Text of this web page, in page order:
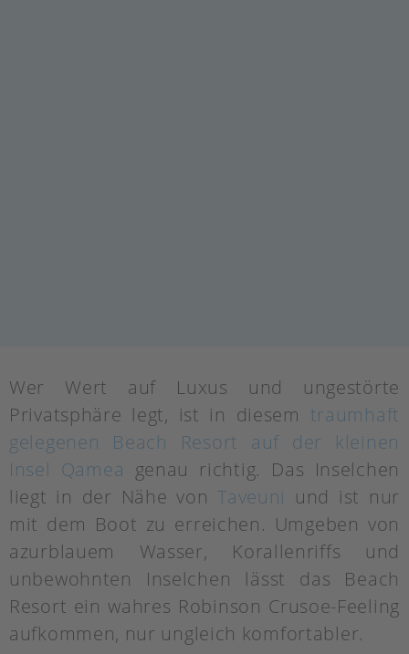
Wer Wert auf Luxus und ungestörte
Privatsphäre legt, ist in diesem traumhaft
gelegenen Beach Resort auf der kleinen
Insel Qamea genau richtig. Das Inselchen
liegt in der Nähe vonTaveuni und ist nur
mit dem Boot zu erreichen. Umgeben von
azurblauem Wasser, Korallenriffs und
unbewohnten Inselchen lässt das Beach
Resort ein wahres Robinson Crusoe-Feeling
aufkommen, nur ungleich komfortabler.